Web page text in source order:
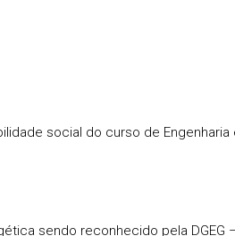
social do curso de Engenharia
sendo reconhecido pela DGEG